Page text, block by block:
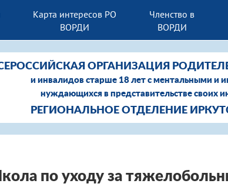
Карта интересов РО
ВОРДИ
Членство в
ВОРДИ
ОРГАНИЗАЦИЯ
и инвалидов старше 18 лет с ментальными и
нуждающихся в представительстве своих
РЕГИОНАЛЬНОЕ ОТДЕЛЕНИЕ
по уходу за